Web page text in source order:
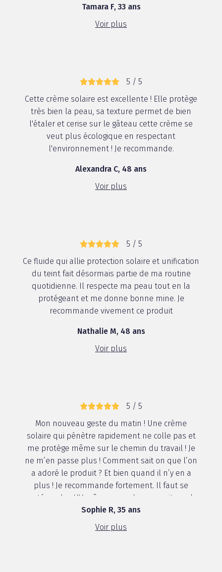
Tamara F, 33 ans
Voir plus
5 / 5
Cette crème solaire est excellente ! Elle protège
très bien la peau, sa texture permet de bien
l'étaler et cerise sur le gâteau cette crème se
veut plus écologique en respectant
l'environnement ! Je recommande.
Alexandra C, 48 ans
Voir plus
5 / 5
Ce fluide qui allie protection solaire et unification
du teint fait désormais partie de ma routine
quotidienne. Il respecte ma peau tout en la
protégeant et me donne bonne mine. Je
recommande vivement ce produit
Nathalie M, 48 ans
Voir plus
5 / 5
Mon nouveau geste du matin ! Une crème
solaire qui pénètre rapidement ne colle pas et
me protège même sur le chemin du travail ! Je
ne m’en passe plus ! Comment sait on que l’on
a adoré le produit ? Et bien quand il n’y en a
plus ! Je recommande fortement. Il faut se
protéger des UV même quand on ne voit pas le
soleil...
Sophie R, 35 ans
Voir plus